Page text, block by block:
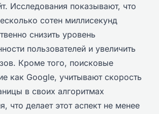
Исследования показывают, что
сотен миллисекунд
снизить уровень
пользователей и увеличить
Кроме того, поисковые
как Google, учитывают скорость
в своих алгоритмах
что делает этот аспект не менее